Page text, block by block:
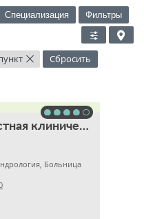
Специализация Фильтры
× Сбросить
Челябинская областная клиническая больница
Больница